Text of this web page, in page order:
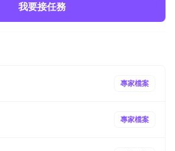
我要接任務
專家檔案
專家檔案